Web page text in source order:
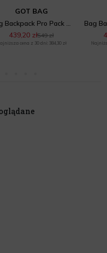
GOT BAG
Bag Backpack Pro Pack Marlin
439,20 zł549 zł
cena z 30 dni: 384,30 zł